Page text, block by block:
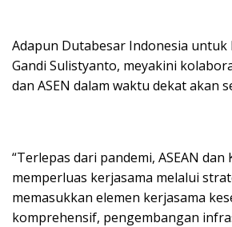
Adapun Dutabesar Indonesia untuk
Gandi Sulistyanto, meyakini
dan ASEN dalam waktu dekat akan
“Terlepas dari pandemi, ASEAN dan
memperluas kerjasama melalui
memasukkan elemen kerjasama
komprehensif, pengembangan